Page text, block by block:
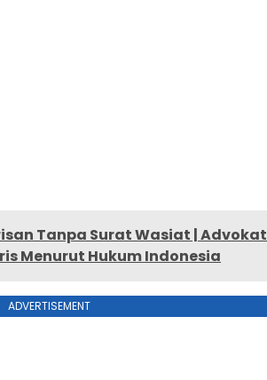
Tanpa Surat Wasiat | Advokat
Menurut Hukum Indonesia
ADVERTISEMENT